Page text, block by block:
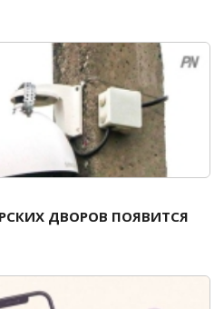
ДВОРОВ ПОЯВИТСЯ